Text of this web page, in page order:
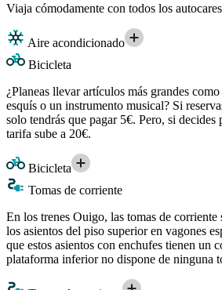
Viaja cómodamente con todos los
Aire acondicionado
Bicicleta
¿Planeas llevar artículos más grandes
esquís o un instrumento musical? Si
solo tendrás que pagar 5€. Pero, si decides
tarifa sube a 20€.
Bicicleta
Tomas de corriente
En los trenes Ouigo, las tomas de corriente
los asientos del piso superior en vagones
que estos asientos con enchufes tienen un
plataforma inferior no dispone de ninguna